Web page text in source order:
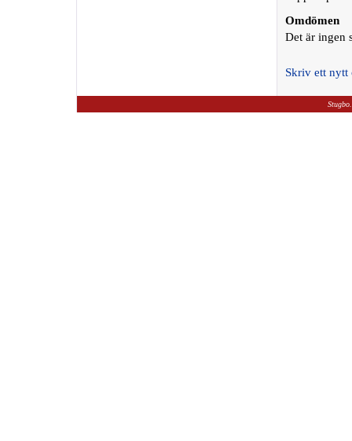
Omdömen
Det är ingen
Skriv ett nytt